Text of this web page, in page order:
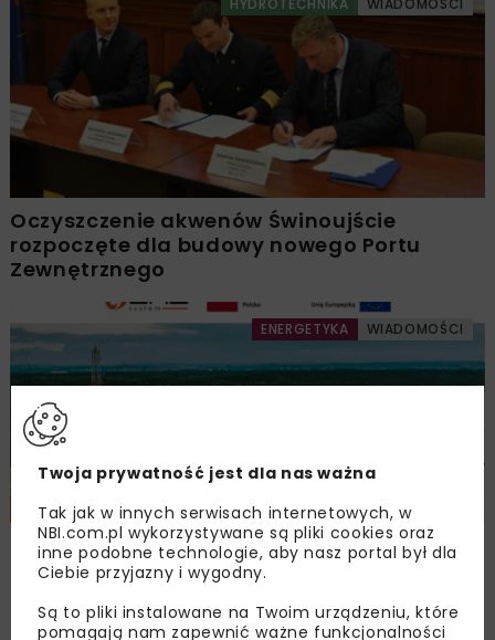
HYDROTECHNIKA WIADOMOŚCI
Oczyszczenie akwenów Świnoujście
rozpoczęte dla budowy nowego Portu
Zewnętrznego
ENERGETYKA WIADOMOŚCI
Budowa FSRU w Zatoce Gdańskiej
przebiega zgodnie z planem
Twoja prywatność jest dla nas ważna
Tak jak w innych serwisach internetowych, w
NBI.com.pl wykorzystywane są pliki cookies oraz
inne podobne technologie, aby nasz portal był dla
Ciebie przyjazny i wygodny.
Są to pliki instalowane na Twoim urządzeniu, które
pomagają nam zapewnić ważne funkcjonalności